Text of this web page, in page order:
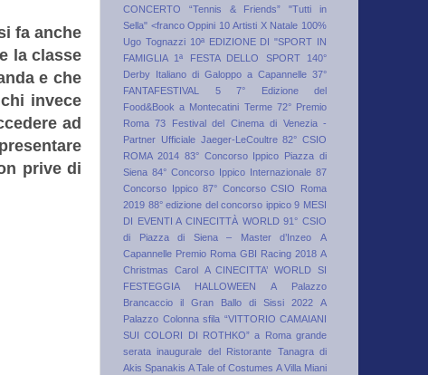
fa anche
la classe
e che
invece
ad
prive di
CONCERTO
“Tennis & Friends”
"Tutti in
Sella" <franco Oppini 10 Artisti X Natale 100%
Ugo Tognazzi 10ª EDIZIONE DI "SPORT IN
FAMIGLIA 1ª FESTA DELLO SPORT
140°
Derby Italiano di Galoppo a Capannelle 37°
FANTAFESTIVAL
5
7° Edizione del
Food&Book a Montecatini Terme 72° Premio
Roma 73 Festival del Cinema di Venezia -
Partner Ufficiale Jaeger-LeCoultre 82° CSIO
ROMA 2014 83° Concorso Ippico Piazza di
Siena 84° Concorso Ippico Internazionale 87
Concorso Ippico 87° Concorso CSIO Roma
2019 88° edizione del concorso ippico 9 MESI
DI EVENTI A CINECITTÀ WORLD 91° CSIO
di Piazza di Siena – Master d’Inzeo
A
Capannelle Premio Roma GBI Racing 2018 A
Christmas Carol
A CINECITTA’ WORLD SI
FESTEGGIA HALLOWEEN
A Palazzo
Brancaccio il Gran Ballo di Sissi 2022
A
Palazzo Colonna sfila “VITTORIO CAMAIANI
SUI COLORI DI ROTHKO” a Roma grande
serata inaugurale del Ristorante Tanagra di
Akis Spanakis A Tale of Costumes A Villa Miani